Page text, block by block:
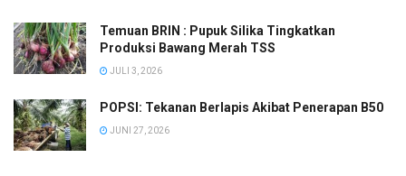
Temuan BRIN : Pupuk Silika Tingkatkan
Produksi Bawang Merah TSS
JULI 3, 2026
POPSI: Tekanan Berlapis Akibat Penerapan B50
JUNI 27, 2026